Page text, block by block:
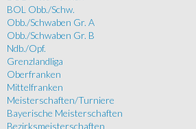
BOL Obb./Schw.
Obb./Schwaben Gr. A
Obb./Schwaben Gr. B
Ndb./Opf.
Grenzlandliga
Oberfranken
Mittelfranken
Meisterschaften/Turniere
Bayerische Meisterschaften
Bezirksmeisterschaften